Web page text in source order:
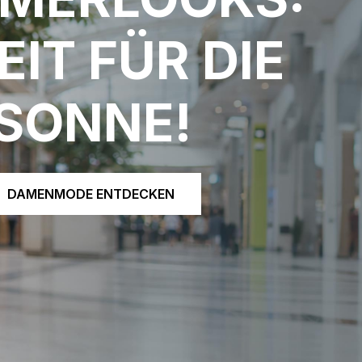
FÜR DIE
DAMENMODE ENTDECKEN